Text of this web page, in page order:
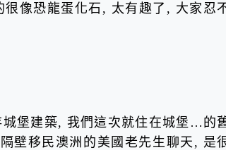
像恐龍蛋化石, 太有趣了, 大家忍
堡建築, 我們這次就住在城堡…的
壁移民澳洲的美國老先生聊天, 是